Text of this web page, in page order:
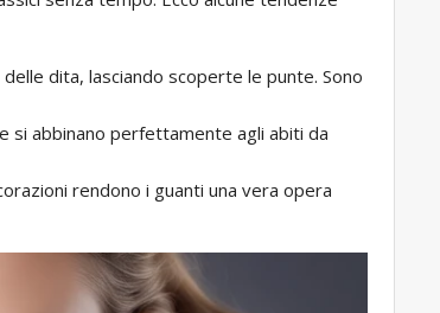
dita, lasciando scoperte le punte. Sono
si abbinano perfettamente agli abiti da
rendono i guanti una vera opera